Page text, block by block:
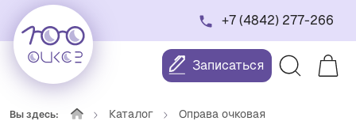
+7 (4842) 277-266
Записаться
Вы здесь: Каталог Оправа очковая